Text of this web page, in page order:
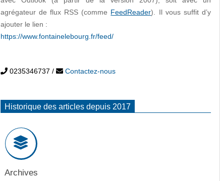
agrégateur de flux RSS (comme FeedReader). Il vous suffit d’y
ajouter le lien :
https://www.fontainelebourg.fr/feed/
0235346737 / Contactez-nous
Historique des articles depuis 2017
Archives